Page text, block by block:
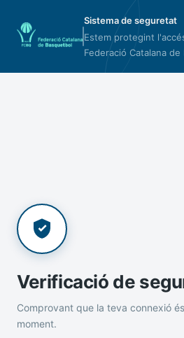
Sistema de seguretat
Estem protegint
Federació Catalana de
Verificació de
Comprovant que la teva connexió
moment.